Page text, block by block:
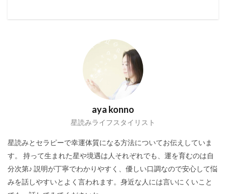
aya konno
星読みライフスタイリスト
星読みとセラピーで幸運体質になる方法についてお伝えしていま
す。 持って生まれた星や境遇は人それぞれでも、運を育むのは自
分次第♪ 説明が丁寧でわかりやすく、優しい口調なので安心して悩
みを話しやすいとよく言われます。身近な人には言いにくいこと